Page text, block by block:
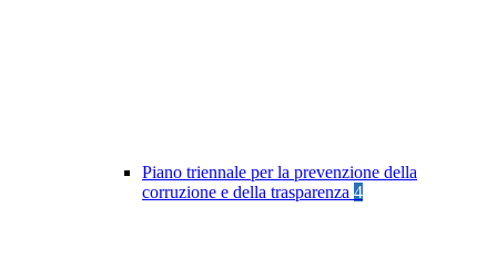
Piano triennale per la prevenzione della
corruzione e della trasparenza 4